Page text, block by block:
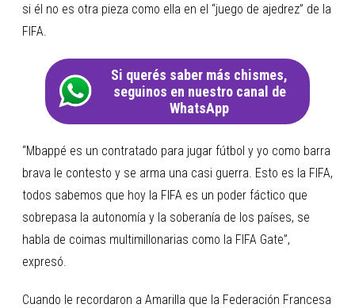
si él no es otra pieza como ella en el “juego de ajedrez” de la
FIFA.
Si querés saber más chismes,
seguinos en nuestro canal de
WhatsApp
“Mbappé es un contratado para jugar fútbol y yo como barra
brava le contesto y se arma una casi guerra. Esto es la FIFA,
todos sabemos que hoy la FIFA es un poder fáctico que
sobrepasa la autonomía y la soberanía de los países, se
habla de coimas multimillonarias como la FIFA Gate”,
expresó.
Cuando le recordaron a Amarilla que la Federación Francesa